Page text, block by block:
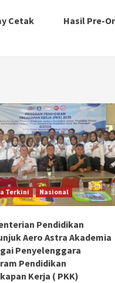
Cetak
Hasil Pre-
Terkini Nasional
Pendidikan
Aero Astra Akademia
Penyelenggara
Pendidikan
Kerja ( PKK)